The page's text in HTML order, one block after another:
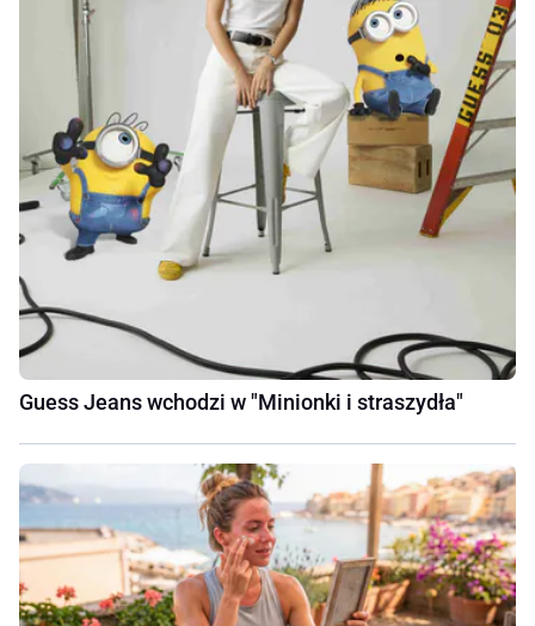
Guess Jeans wchodzi w "Minionki i straszydła"